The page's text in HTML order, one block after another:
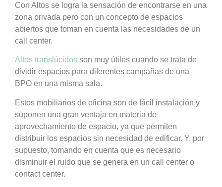
Con Altos se logra la sensación de encontrarse en una
zona privada pero con un concepto de espacios
abiertos que toman en cuenta las necesidades de un
call center.
Altos translúcidos son muy útiles cuando se trata de
dividir espacios para diferentes campañas de una
BPO en una misma sala.
Estos mobiliarios de oficina son de fácil instalación y
suponen una gran ventaja en materia de
aprovechamiento de espacio, ya que permiten
distribuir los espacios sin necesidad de edificar. Y, por
supuesto, tomando en cuenta que es necesario
disminuir el ruido que se genera en un call center o
contact center.